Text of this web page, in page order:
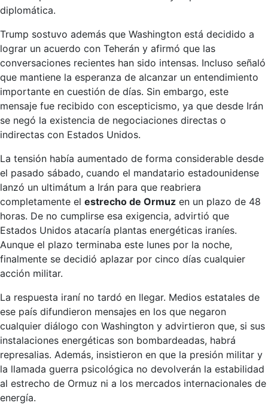
diplomática.
Trump sostuvo además que Washington está decidido a
lograr un acuerdo con Teherán y afirmó que las
conversaciones recientes han sido intensas. Incluso señaló
que mantiene la esperanza de alcanzar un entendimiento
importante en cuestión de días. Sin embargo, este
mensaje fue recibido con escepticismo, ya que desde Irán
se negó la existencia de negociaciones directas o
indirectas con Estados Unidos.
La tensión había aumentado de forma considerable desde
el pasado sábado, cuando el mandatario estadounidense
lanzó un ultimátum a Irán para que reabriera
completamente el estrecho de Ormuz en un plazo de 48
horas. De no cumplirse esa exigencia, advirtió que
Estados Unidos atacaría plantas energéticas iraníes.
Aunque el plazo terminaba este lunes por la noche,
finalmente se decidió aplazar por cinco días cualquier
acción militar.
La respuesta iraní no tardó en llegar. Medios estatales de
ese país difundieron mensajes en los que negaron
cualquier diálogo con Washington y advirtieron que, si sus
instalaciones energéticas son bombardeadas, habrá
represalias. Además, insistieron en que la presión militar y
la llamada guerra psicológica no devolverán la estabilidad
al estrecho de Ormuz ni a los mercados internacionales de
energía.